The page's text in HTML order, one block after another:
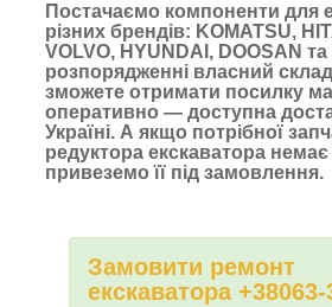
Постачаємо компоненти для
різних брендів: KOMATSU,
VOLVO, HYUNDAI, DOOSAN
розпорядженні власний
зможете отримати посилку
оперативно — доступна
Україні. А якщо потрібної
редуктора екскаватора
привеземо її під замовлення.
Замовити ремонт
екскаватора